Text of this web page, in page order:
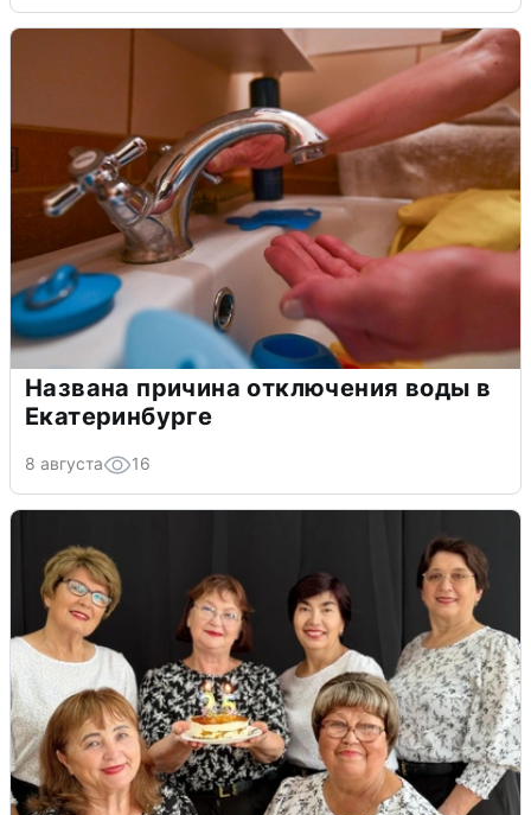
Названа причина отключения воды в
Екатеринбурге
8 августа 16